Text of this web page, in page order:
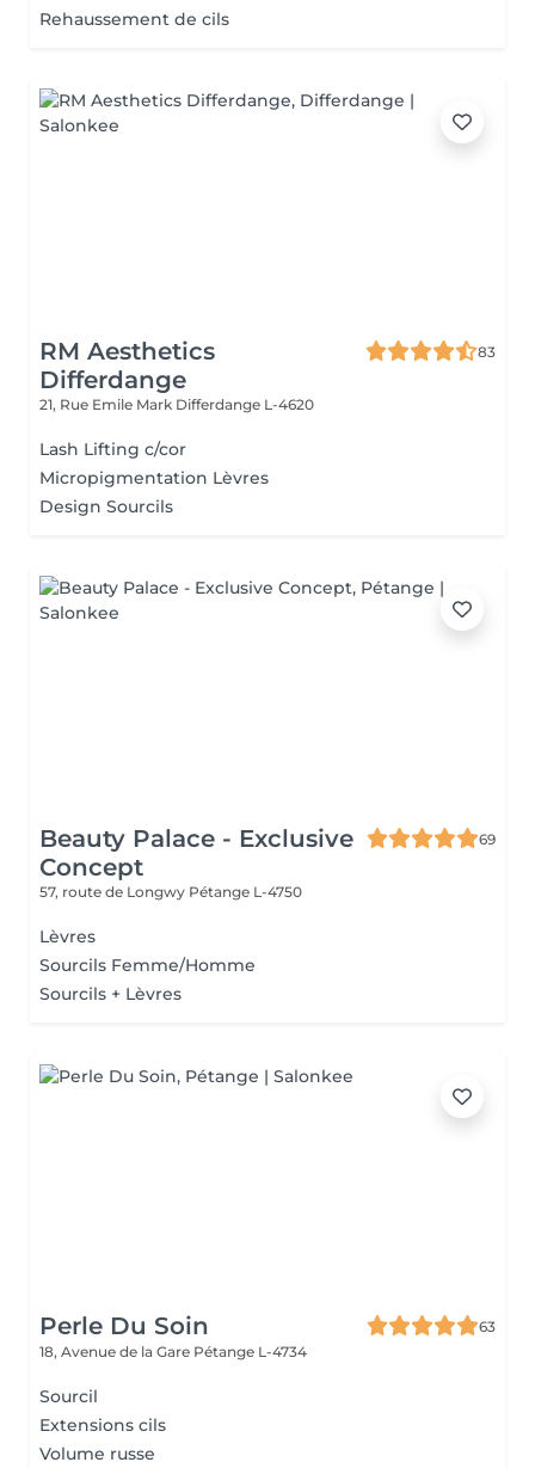
Rehaussement de cils
RM Aesthetics
Differdange
83
21, Rue Emile Mark Differdange L-4620
Lash Lifting c/cor
Micropigmentation Lèvres
Design Sourcils
Beauty Palace - Exclusive
Concept
69
57, route de Longwy Pétange L-4750
Lèvres
Sourcils Femme/Homme
Sourcils + Lèvres
Perle Du Soin
63
18, Avenue de la Gare Pétange L-4734
Sourcil
Extensions cils
Volume russe